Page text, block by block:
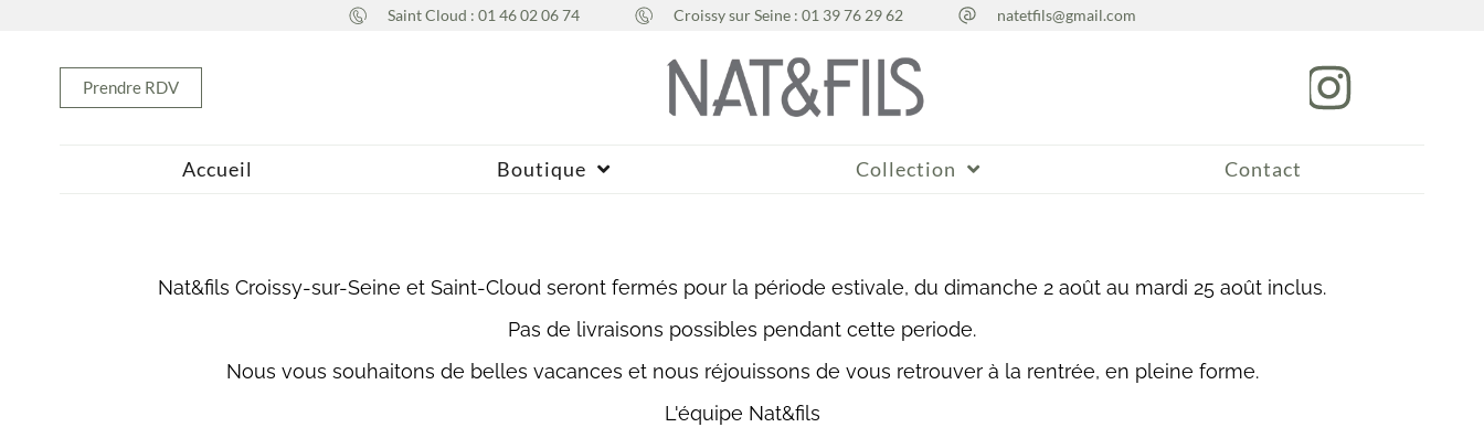
contenu
Saint Cloud : 01 46 02 06 74 Croissy sur Seine : 01 39 76 29 62 natetfils@gmail.com
Prendre RDV
Accueil Boutique Collection Contact
Nat&fils Croissy-sur-Seine et Saint-Cloud seront fermés pour la période estivale, du dimanche 2 août au mardi 25 août inclus.
Pas de livraisons possibles pendant cette periode.
Nous vous souhaitons de belles vacances et nous réjouissons de vous retrouver à la rentrée, en pleine forme.
L'équipe Nat&fils